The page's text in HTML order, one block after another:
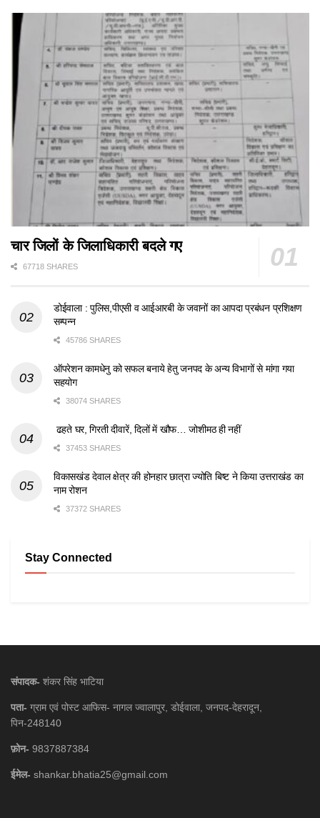
चार जिलों के जिलाधिकारी बदले गए
67718 SHARES
डोईवाला : पुलिस,पीएसी व आईआरबी के जवानों का आपदा प्रबंधन प्रशिक्षण
सम्पन्न
45786 SHARES
ऑपरेशन कामधेनु को सफल बनाये हेतु जनपद के अन्य विभागों से मांगा गया
सहयोग
38074 SHARES
ढहते घर, गिरती दीवारें, दिलों में खौफ… जोशीमठ ही नहीं
37453 SHARES
विकासखंड देवाल क्षेत्र की होनहार छात्रा ज्योति बिष्ट ने किया उत्तराखंड का
नाम रोशन
37372 SHARES
Stay Connected
संपादक- शंकर सिंह भाटिया
पता- ग्राम एवं पोस्ट आफिस- नागल ज्वालापुर, डोईवाला, जनपद-देहरादून,
पिन-248140
फ़ोन- 9837887384
ईमेल- shankar.bhatia25@gmail.com